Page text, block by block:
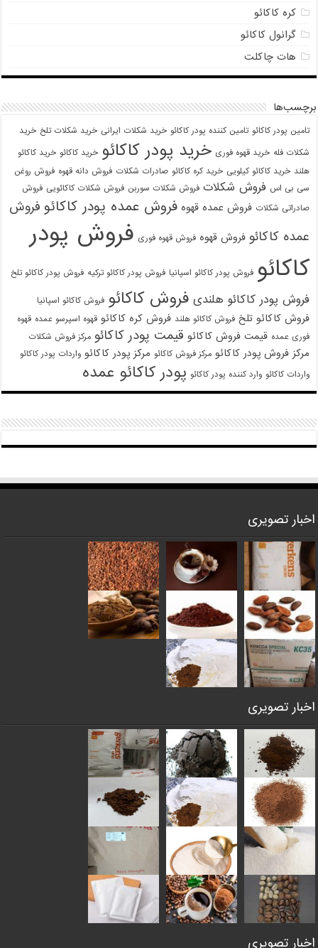
کره کاکائو
گرانول کاکائو
هات چاکلت
برچسب‌ها
تامین پودر کاکائو تامین کننده پودر کاکائو خرید شکلات ایرانی خرید شکلات تلخ خرید
شکلات فله خرید قهوه فوری خرید پودر کاکائو خرید کاکائو خرید کاکائو
هلند خرید کاکائو کیلویی خرید کره کاکائو صادرات شکلات فروش دانه قهوه فروش روغن
سی بی اس فروش شکلات فروش شکلات سوربن فروش شکلات کاکائویی فروش
صادراتی شکلات فروش عمده قهوه فروش عمده پودر کاکائو فروش
عمده کاکائو فروش قهوه فروش قهوه فوری فروش پودر
کاکائو فروش پودر کاکائو اسپانیا فروش پودر کاکائو ترکیه فروش پودر کاکائو تلخ
فروش پودر کاکائو هلندی فروش کاکائو فروش کاکائو اسپانیا
فروش کاکائو تلخ فروش کاکائو هلند فروش کره کاکائو قهوه اسپرسو عمده قهوه
فوری عمده قیمت فروش کاکائو قیمت پودر کاکائو مرکز فروش شکلات
مرکز فروش پودر کاکائو مرکز فروش کاکائو مرکز پودر کاکائو واردات پودر کاکائو
واردات کاکائو وارد کننده پودر کاکائو پودر کاکائو عمده
اخبار تصویری
اخبار تصویری
اخبار تصویری